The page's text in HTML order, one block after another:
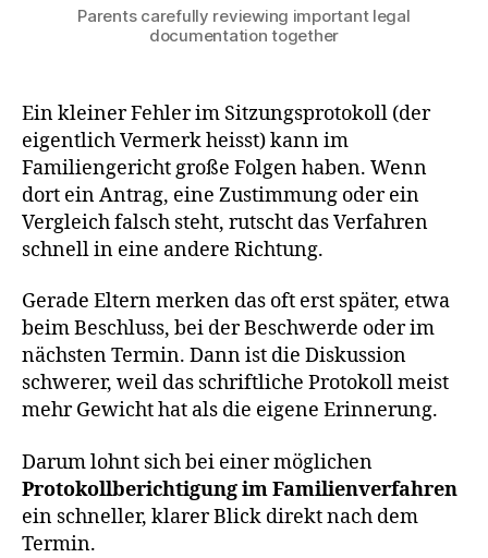
Parents carefully reviewing important legal
documentation together
Ein kleiner Fehler im Sitzungsprotokoll (der
eigentlich Vermerk heisst) kann im
Familiengericht große Folgen haben. Wenn
dort ein Antrag, eine Zustimmung oder ein
Vergleich falsch steht, rutscht das Verfahren
schnell in eine andere Richtung.
Gerade Eltern merken das oft erst später, etwa
beim Beschluss, bei der Beschwerde oder im
nächsten Termin. Dann ist die Diskussion
schwerer, weil das schriftliche Protokoll meist
mehr Gewicht hat als die eigene Erinnerung.
Darum lohnt sich bei einer möglichen
Protokollberichtigung im Familienverfahren
ein schneller, klarer Blick direkt nach dem
Termin.